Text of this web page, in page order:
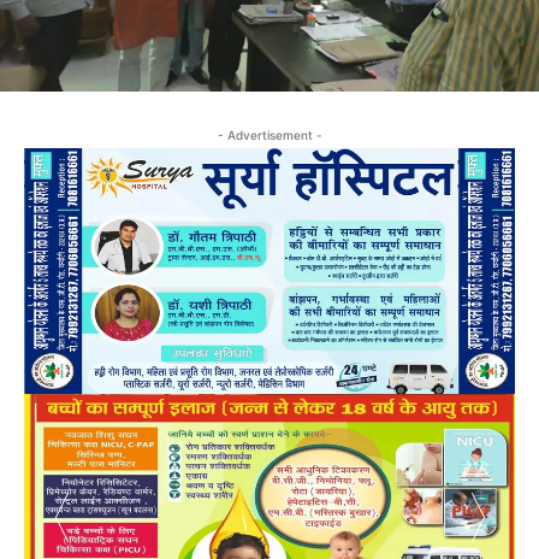
- Advertisement -